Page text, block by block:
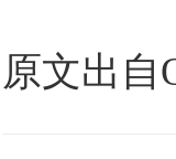
原文出自